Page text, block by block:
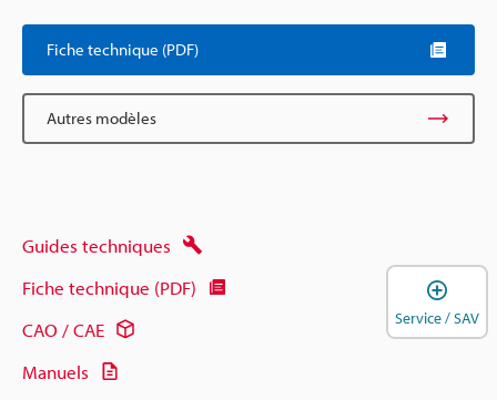
Fiche technique (PDF)
Autres modèles
Guides techniques
Fiche technique (PDF)
CAO / CAE
Manuels
Service / SAV